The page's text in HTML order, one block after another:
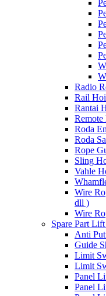
Radio
Rail
Rantai
Remote
Roda
Roda
Rope
Sling
Vahle
Wire
dll )
Wire
Spare Part
Anti
Guide
Limit
Limit
Panel
Panel